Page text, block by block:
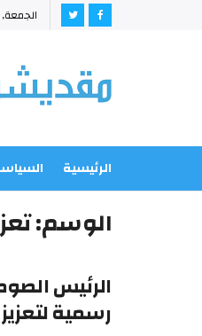
الجمعة,
الرئيسية
الوسم:
الرئيس
رسمية